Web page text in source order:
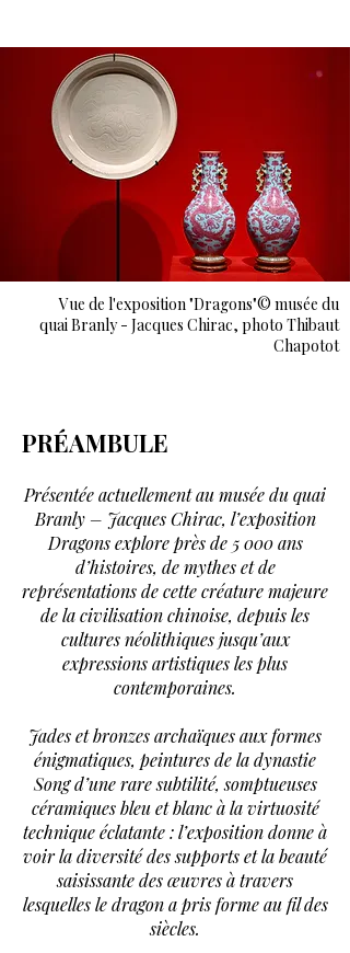
Vue de l'exposition "Dragons"© musée du
quai Branly - Jacques Chirac, photo Thibaut
Chapotot
PRÉAMBULE
Présentée actuellement au musée du quai
Branly – Jacques Chirac, l’exposition
Dragons explore près de 5 000 ans
d’histoires, de mythes et de
représentations de cette créature majeure
de la civilisation chinoise, depuis les
cultures néolithiques jusqu’aux
expressions artistiques les plus
contemporaines.
Jades et bronzes archaïques aux formes
énigmatiques, peintures de la dynastie
Song d’une rare subtilité, somptueuses
céramiques bleu et blanc à la virtuosité
technique éclatante : l’exposition donne à
voir la diversité des supports et la beauté
saisissante des œuvres à travers
lesquelles le dragon a pris forme au fil des
siècles.